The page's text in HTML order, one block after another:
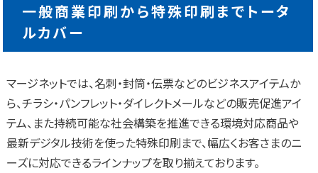
一般商業印刷から特殊印刷までトータ
ルカバー
マージネットでは、名刺・封筒・伝票などのビジネスアイテムか
ら、チラシ・パンフレット・ダイレクトメールなどの販売促進アイ
テム、また持続可能な社会構築を推進できる環境対応商品や
最新デジタル技術を使った特殊印刷まで、幅広くお客さまのニ
ーズに対応できるラインナップを取り揃えております。